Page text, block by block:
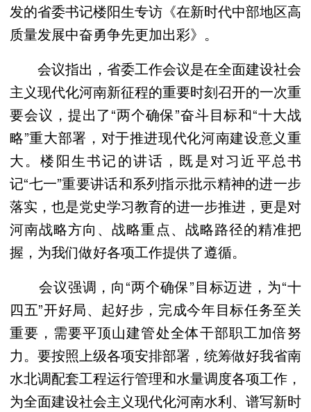
发的省委书记楼阳生专访《在新时代中部地区高
质量发展中奋勇争先更加出彩》。
会议指出，省委工作会议是在全面建设社会
主义现代化河南新征程的重要时刻召开的一次重
要会议，提出了“两个确保”奋斗目标和“十大战
略”重大部署，对于推进现代化河南建设意义重
大。楼阳生书记的讲话，既是对习近平总书
记“七一”重要讲话和系列指示批示精神的进一步
落实，也是党史学习教育的进一步推进，更是对
河南战略方向、战略重点、战略路径的精准把
握，为我们做好各项工作提供了遵循。
会议强调，向“两个确保”目标迈进，为“十
四五”开好局、起好步，完成今年目标任务至关
重要，需要平顶山建管处全体干部职工加倍努
力。要按照上级各项安排部署，统筹做好我省南
水北调配套工程运行管理和水量调度各项工作，
为全面建设社会主义现代化河南水利、谱写新时